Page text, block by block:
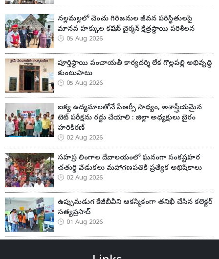
నల్లమల్లలో చెంచు గిరిజనుల జీవన పరిస్థితులపై
మానవ హక్కుల కమిషన్ చైర్మన్ క్షేత్రస్థాయి పరిశీలన
05 Aug 2026
పూర్తిస్థాయి పంచాయతీ కార్యదర్శి లేక గొల్లపల్లి అభివృద్ధి
కుంటుపాటు
05 Aug 2026
ఐక్య ఉద్యమాలతోనే పీఆర్సీ సాధ్యం, అశాస్త్రీయమైన
టెట్ పరీక్షను రద్దు చేయాలి : జిల్లా అధ్యక్షులు బైరం
హరికిరణ్
02 Aug 2026
సహస్ర లింగాల దేవాలయంలో ఘనంగా సంకష్టహర
చతుర్థి వేడుకలు మహాగణపతికి ప్రత్యేక అభిషేకాలు
02 Aug 2026
ఉప్పుమడుగ కేజీబీవీని ఆకస్మికంగా తనిఖీ చేసిన కలెక్టర్
సత్యప్రసాద్
01 Aug 2026